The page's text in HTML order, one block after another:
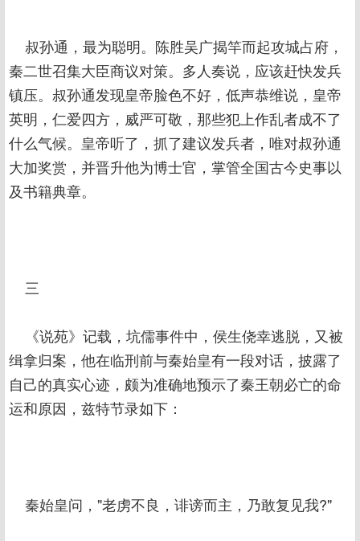
叔孙通，最为聪明。陈胜吴广揭竿而起攻城占府，
秦二世召集大臣商议对策。多人奏说，应该赶快发兵
镇压。叔孙通发现皇帝脸色不好，低声恭维说，皇帝
英明，仁爱四方，威严可敬，那些犯上作乱者成不了
什么气候。皇帝听了，抓了建议发兵者，唯对叔孙通
大加奖赏，并晋升他为博士官，掌管全国古今史事以
及书籍典章。
三
《说苑》记载，坑儒事件中，侯生侥幸逃脱，又被
缉拿归案，他在临刑前与秦始皇有一段对话，披露了
自己的真实心迹，颇为准确地预示了秦王朝必亡的命
运和原因，兹特节录如下：
秦始皇问，"老虏不良，诽谤而主，乃敢复见我?"